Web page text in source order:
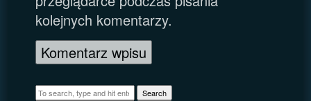
kolejnych komentarzy.
Search